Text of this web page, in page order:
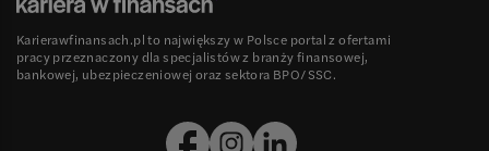
Karierawfinansach.pl to największy w Polsce portal z ofertami
pracy przeznaczony dla specjalistów z branży finansowej,
bankowej, ubezpieczeniowej oraz sektora BPO/SSC.